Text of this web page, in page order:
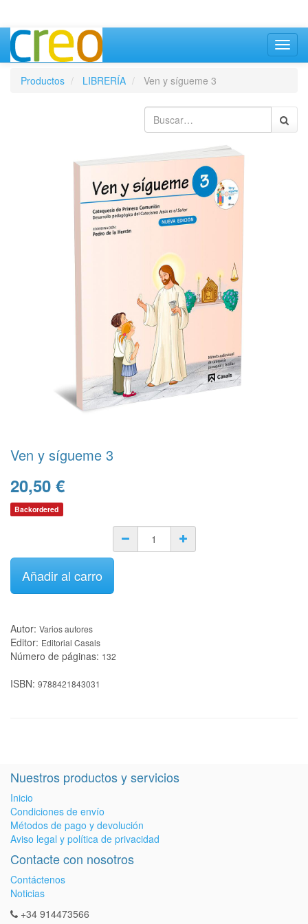
Productos
LIBRERÍA Ven y sígueme 3
Ven y sígueme 3
20,50 €
Backordered
Añadir al carro
Autor: Varios autores
Editor: Editorial Casals
Número de páginas: 132
ISBN: 9788421843031
Nuestros productos y servicios
Inicio
Condiciones de envío
Métodos de pago y devolución
Aviso legal y política de privacidad
Contacte con nosotros
Contáctenos
Noticias
+34 914473566